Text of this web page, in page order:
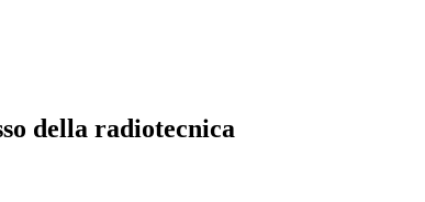
della radiotecnica